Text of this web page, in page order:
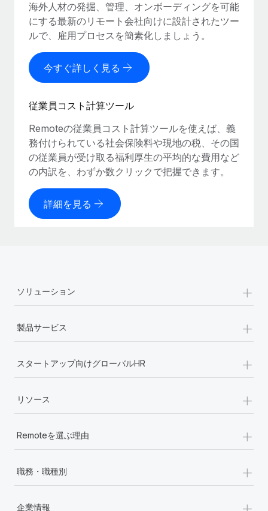
海外人材の発掘、管理、オンボーディングを可能
にする最新のリモート会社向けに設計されたツー
ルで、雇用プロセスを簡素化しましょう。
今すぐ詳しく見る
従業員コスト計算ツール
Remoteの従業員コスト計算ツールを使えば、義
務付けられている社会保険料や現地の税、その国
の従業員が受け取る福利厚生の平均的な費用など
の内訳を、わずか数クリックで把握できます。
詳細を見る
ソリューション +
製品サービス +
スタートアップ向けグローバルHR +
リソース +
Remoteを選ぶ理由 +
職務・職種別 +
企業情報